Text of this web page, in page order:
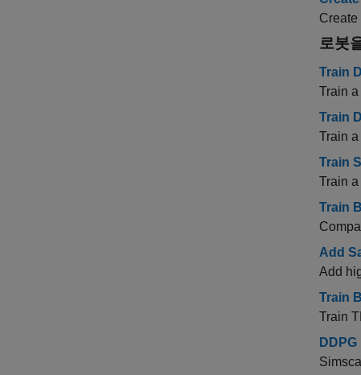
로봇
Train
Train
Train
Train
Train
Train
Train
Add
Add
Train
Train